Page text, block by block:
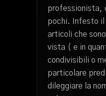
professionista,
pochi. Infesto il
articoli che
vista ( e in
condivisibili o
particolare
dileggiare la